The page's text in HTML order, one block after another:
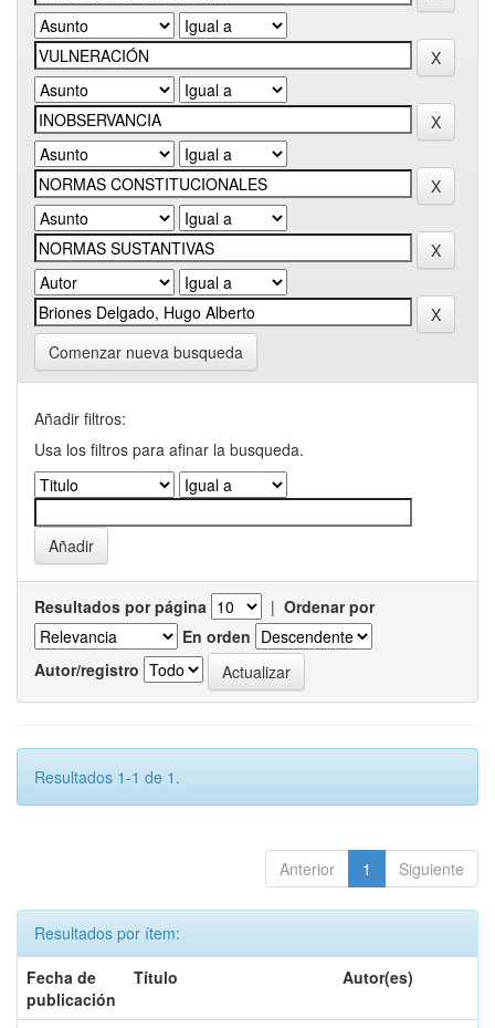
Comenzar nueva busqueda
Añadir filtros:
Usa los filtros para afinar la busqueda.
Resultados por página | Ordenar por
En orden
Autor/registro
Resultados 1-1 de 1.
Anterior 1 Siguiente
Resultados por ítem:
Fecha de
publicación
Título Autor(es)